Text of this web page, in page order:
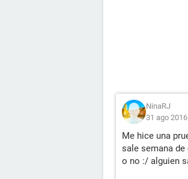
NinaRJ
31 ago
Me hice una
sale semana de
o no :/ alguien